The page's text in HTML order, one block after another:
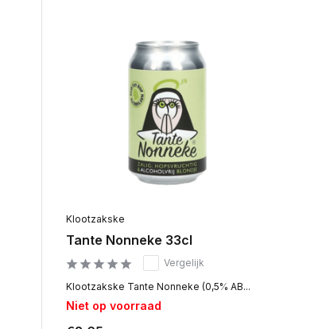
Klootzakske
Tante Nonneke 33cl
Vergelijk
Klootzakske Tante Nonneke (0,5% AB...
Niet op voorraad